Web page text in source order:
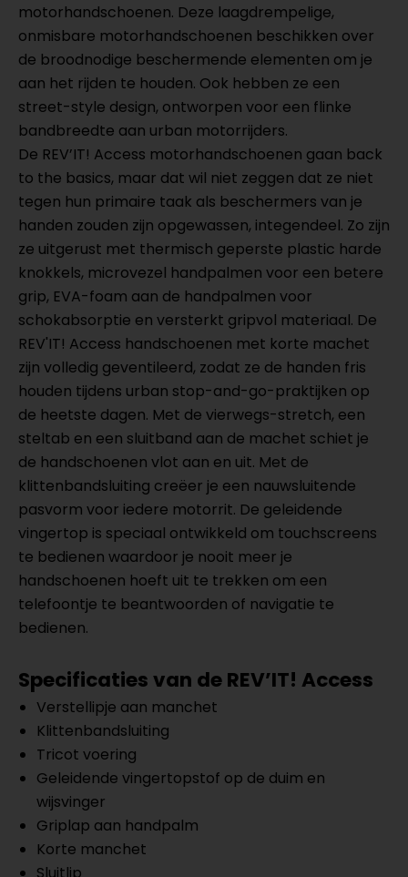
motorhandschoenen. Deze laagdrempelige,
onmisbare motorhandschoenen beschikken over
de broodnodige beschermende elementen om je
aan het rijden te houden. Ook hebben ze een
street-style design, ontworpen voor een flinke
bandbreedte aan urban motorrijders.
De REV’IT! Access motorhandschoenen gaan back
to the basics, maar dat wil niet zeggen dat ze niet
tegen hun primaire taak als beschermers van je
handen zouden zijn opgewassen, integendeel. Zo zijn
ze uitgerust met thermisch geperste plastic harde
knokkels, microvezel handpalmen voor een betere
grip, EVA-foam aan de handpalmen voor
schokabsorptie en versterkt gripvol materiaal. De
REV'IT! Access handschoenen met korte machet
zijn volledig geventileerd, zodat ze de handen fris
houden tijdens urban stop-and-go-praktijken op
de heetste dagen. Met de vierwegs-stretch, een
steltab en een sluitband aan de machet schiet je
de handschoenen vlot aan en uit. Met de
klittenbandsluiting creëer je een nauwsluitende
pasvorm voor iedere motorrit. De geleidende
vingertop is speciaal ontwikkeld om touchscreens
te bedienen waardoor je nooit meer je
handschoenen hoeft uit te trekken om een
telefoontje te beantwoorden of navigatie te
bedienen.
Specificaties van de REV’IT! Access
Verstellipje aan manchet
Klittenbandsluiting
Tricot voering
Geleidende vingertopstof op de duim en
wijsvinger
Griplap aan handpalm
Korte manchet